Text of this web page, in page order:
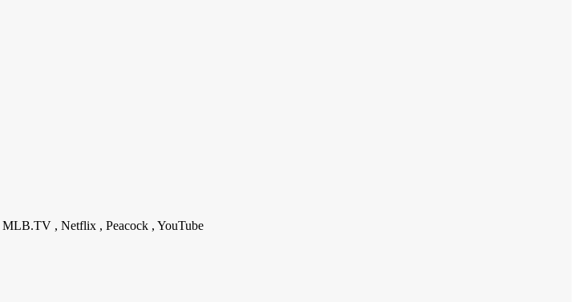
MLB.TV , Netflix , Peacock , YouTube